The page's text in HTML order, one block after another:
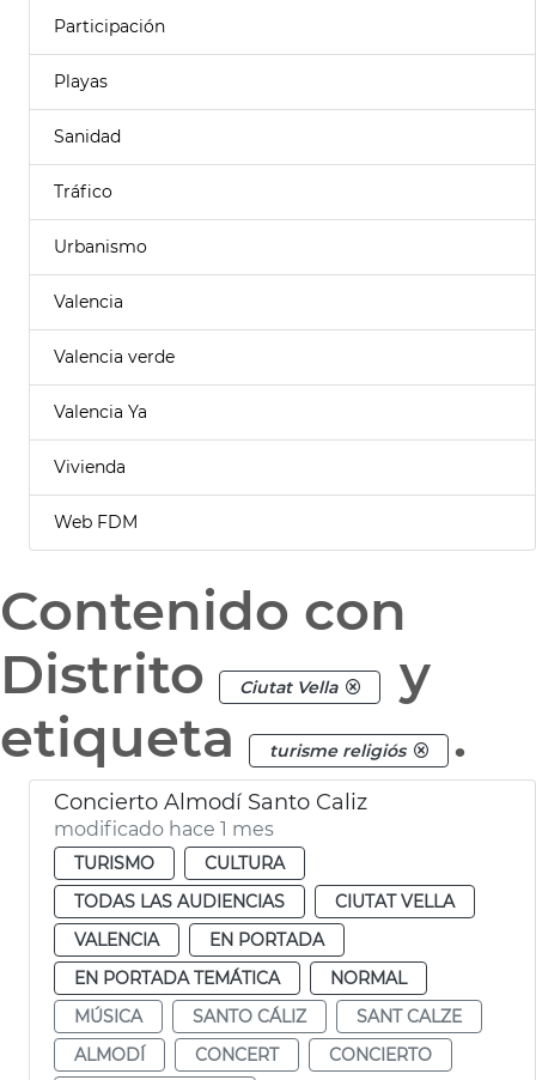
Participación
Playas
Sanidad
Tráfico
Urbanismo
Valencia
Valencia verde
Valencia Ya
Vivienda
Web FDM
Contenido con
Distrito
Ciutat Vella
y
etiqueta
turisme religiós .
Concierto Almodí Santo Caliz
modificado hace 1 mes
TURISMO
CULTURA
TODAS LAS AUDIENCIAS
CIUTAT VELLA
VALENCIA
EN PORTADA
EN PORTADA TEMÁTICA
NORMAL
MÚSICA
SANTO CÁLIZ
SANT CALZE
ALMODÍ
CONCERT
CONCIERTO